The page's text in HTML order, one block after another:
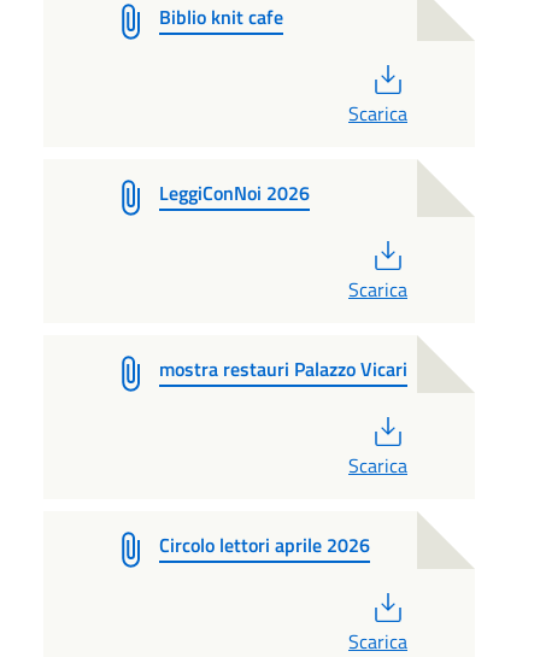
Biblio knit cafe
Scarica
LeggiConNoi 2026
Scarica
mostra restauri Palazzo Vicari
Scarica
Circolo lettori aprile 2026
Scarica